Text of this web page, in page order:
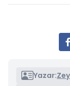
Yazar: